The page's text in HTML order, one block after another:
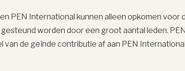
PEN International kunnen alleen opkomen voor
worden door een groot aantal leden.
van de geïnde contributie af aan PEN